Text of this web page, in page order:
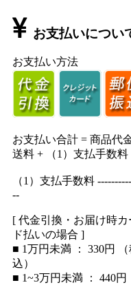
お支払いについ
お支払い方法
お支払い合計 = 商品代
送料 + （1）支払手数料
（1）支払手数料
--
[ 代金引換・お届け時カ
ド払いの場合 ]
■ 1万円未満 ： 330円
込）
■ 1~3万円未満 ： 440円